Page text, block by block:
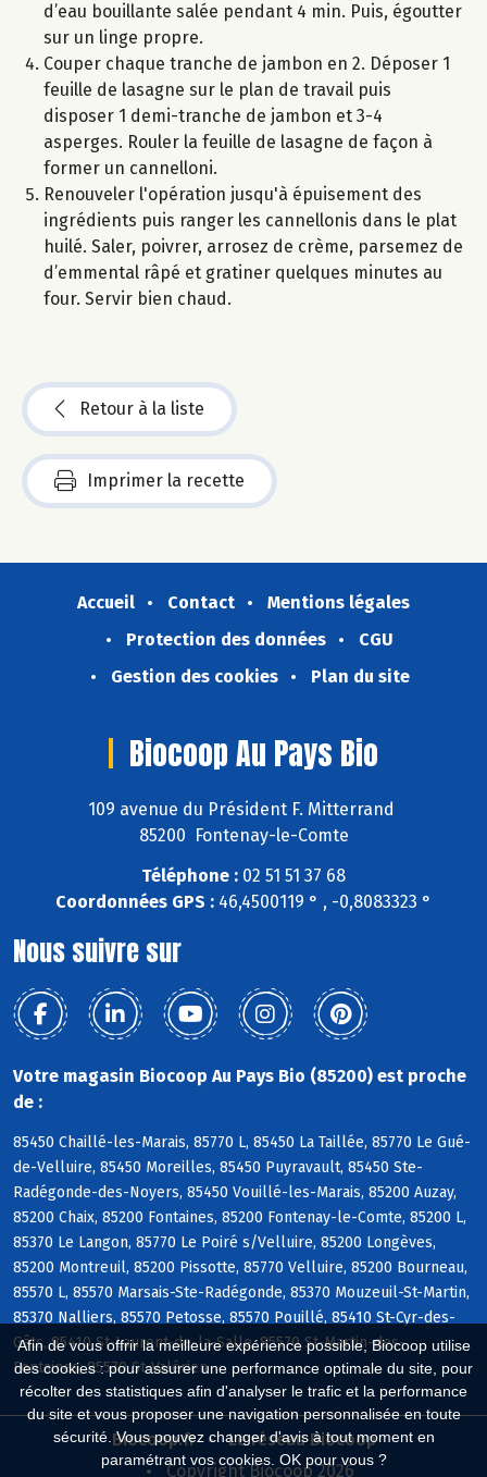
Afin de vous offrir la meilleure expérience possible, Biocoop utilise
des cookies : pour assurer une performance optimale du site, pour
récolter des statistiques afin d'analyser le trafic et la performance
du site et vous proposer une navigation personnalisée en toute
sécurité. Vous pouvez changer d'avis à tout moment en
paramétrant vos cookies. OK pour vous ?
d’eau bouillante salée pendant 4 min. Puis, égoutter
sur un linge propre.
Couper chaque tranche de jambon en 2. Déposer 1
feuille de lasagne sur le plan de travail puis
disposer 1 demi-tranche de jambon et 3-4
asperges. Rouler la feuille de lasagne de façon à
former un cannelloni.
Renouveler l'opération jusqu'à épuisement des
ingrédients puis ranger les cannellonis dans le plat
huilé. Saler, poivrer, arrosez de crème, parsemez de
d’emmental râpé et gratiner quelques minutes au
four. Servir bien chaud.
Retour à la liste
Imprimer la recette
Accueil Contact
Mentions légales
Protection des données
CGU
Gestion des cookies
Plan du site
Biocoop Au Pays Bio
109 avenue du Président F. Mitterrand
85200 Fontenay-le-Comte
Téléphone : 02 51 51 37 68
Coordonnées GPS : 46,4500119 ° , -0,8083323 °
Nous suivre sur
Votre magasin Biocoop Au Pays Bio (85200) est proche
de :
85450 Chaillé-les-Marais, 85770 L, 85450 La Taillée, 85770 Le Gué-
de-Velluire, 85450 Moreilles, 85450 Puyravault, 85450 Ste-
Radégonde-des-Noyers, 85450 Vouillé-les-Marais, 85200 Auzay,
85200 Chaix, 85200 Fontaines, 85200 Fontenay-le-Comte, 85200 L,
85370 Le Langon, 85770 Le Poiré s/Velluire, 85200 Longèves,
85200 Montreuil, 85200 Pissotte, 85770 Velluire, 85200 Bourneau,
85570 L, 85570 Marsais-Ste-Radégonde, 85370 Mouzeuil-St-Martin,
85370 Nalliers, 85570 Petosse, 85570 Pouillé, 85410 St-Cyr-des-
Gâts, 85410 St-Laurent-de-la-Salle, 85570 St-Martin-des-
Fontaines, 85570 St-Valérien
Biocoop.fr
Le réseau Biocoop
Copyright Biocoop 2026